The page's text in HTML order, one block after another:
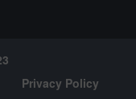
Privacy Policy